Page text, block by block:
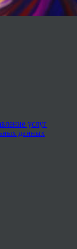
услуг
данных